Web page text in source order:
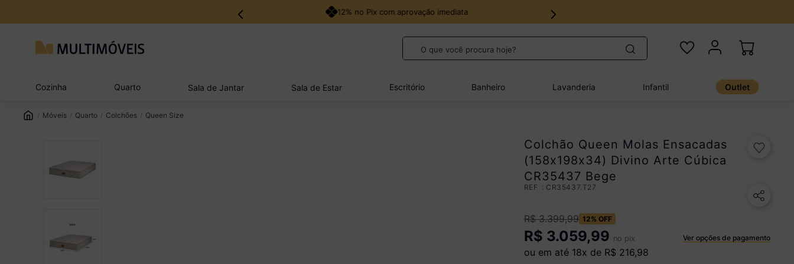
12% no Pix com aprovação imediata
O que você procura hoje?
Cozinha Quarto Sala de Jantar Sala de Estar Escritório Banheiro Lavanderia Infantil Outlet
Móveis Quarto Colchões Queen Size
Colchão Queen Molas Ensacadas
(158x198x34) Divino Arte Cúbica
CR35437 Bege
: CR35437.T27
R$ 3.399,99 12% OFF
R$ 3.059,99 no pix Ver opções de pagamento
ou em até 18x de R$ 216,98